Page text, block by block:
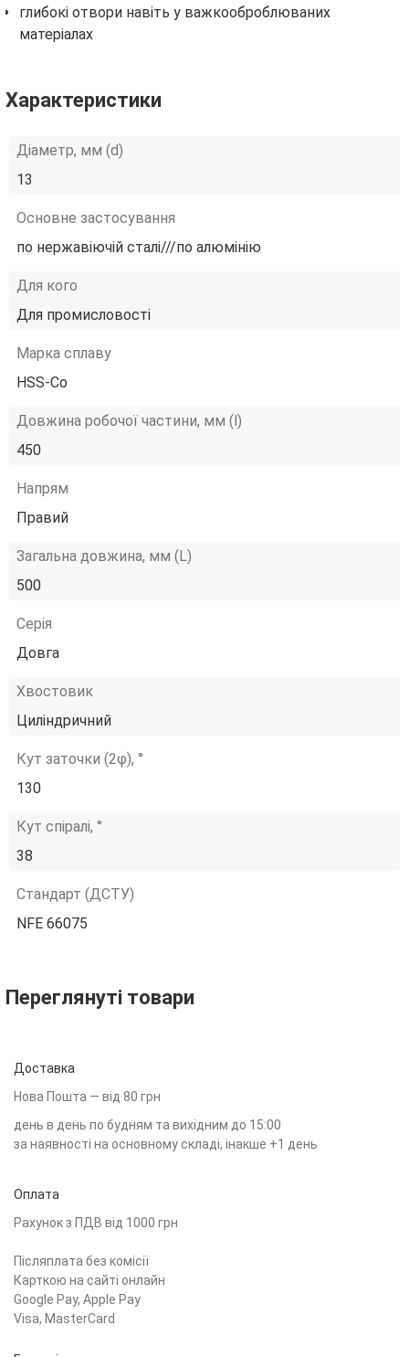
глибокі отвори навіть у важкооброблюваних
матеріалах
Характеристики
Діаметр, мм (d)
13
Основне застосування
по нержавіючій сталі///по алюмінію
Для кого
Для промисловості
Марка сплаву
HSS-Co
Довжина робочої частини, мм (l)
450
Напрям
Правий
Загальна довжина, мм (L)
500
Серія
Довга
Хвостовик
Циліндричний
Кут заточки (2φ), °
130
Кут спіралі, °
38
Стандарт (ДСТУ)
NFE 66075
Переглянуті товари
Доставка
Нова Пошта — від 80 грн
день в день по будням та вихідним до 15:00
за наявності на основному складі, інакше +1 день
Оплата
Рахунок з ПДВ від 1000 грн
Післяплата без комісії
Карткою на сайті онлайн
Google Pay, Apple Pay
Visa, MasterCard